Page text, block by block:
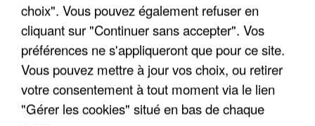
choix". Vous pouvez également refuser en
cliquant sur "Continuer sans accepter". Vos
préférences ne s'appliqueront que pour ce site.
Vous pouvez mettre à jour vos choix, ou retirer
votre consentement à tout moment via le lien
"Gérer les cookies" situé en bas de chaque